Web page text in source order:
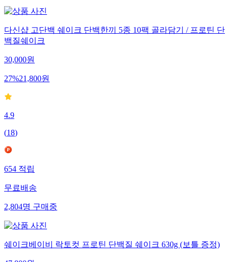
다신샵 고단백 쉐이크 단백한끼 5종 10팩 골라담기 / 프로틴 단
백질쉐이크
30,000원
27%21,800원
4.9
(18)
654적립
무료배송
2,804명구매중
쉐이크베이비 락토컷 프로틴 단백질 쉐이크 630g (보틀 증정)